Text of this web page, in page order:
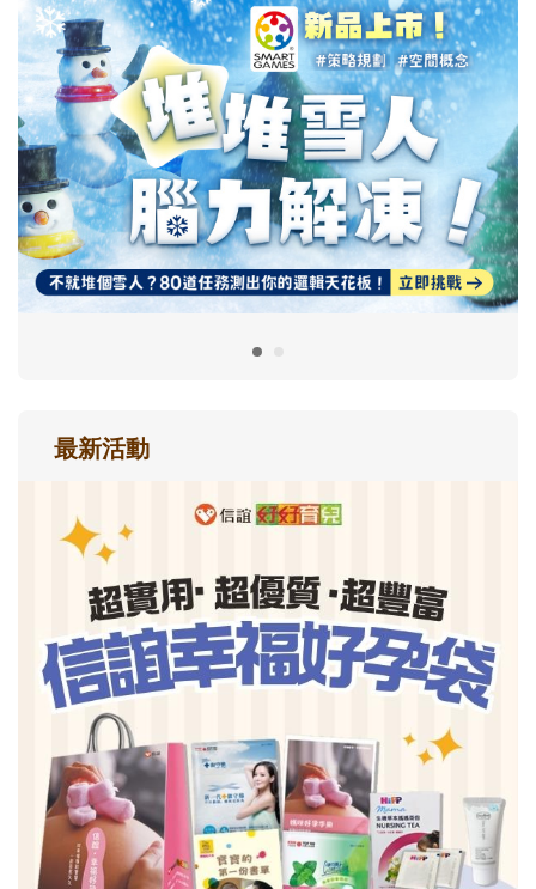
最新活動